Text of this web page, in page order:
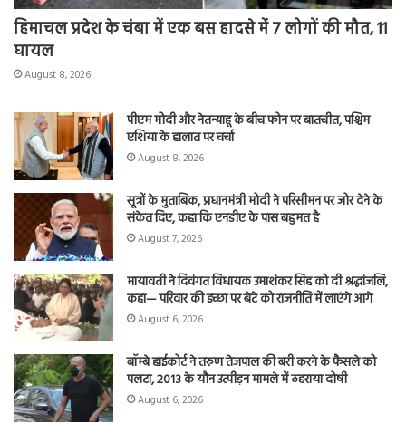
हिमाचल प्रदेश के चंबा में एक बस हादसे में 7 लोगों की मौत, 11
घायल
August 8, 2026
पीएम मोदी और नेतन्याहू के बीच फोन पर बातचीत, पश्चिम
एशिया के हालात पर चर्चा
August 8, 2026
सूत्रों के मुताबिक, प्रधानमंत्री मोदी ने परिसीमन पर जोर देने के
संकेत दिए, कहा कि एनडीए के पास बहुमत है
August 7, 2026
मायावती ने दिवंगत विधायक उमाशंकर सिंह को दी श्रद्धांजलि,
कहा— परिवार की इच्छा पर बेटे को राजनीति में लाएंगे आगे
August 6, 2026
बॉम्बे हाईकोर्ट ने तरुण तेजपाल की बरी करने के फैसले को
पलटा, 2013 के यौन उत्पीड़न मामले में ठहराया दोषी
August 6, 2026